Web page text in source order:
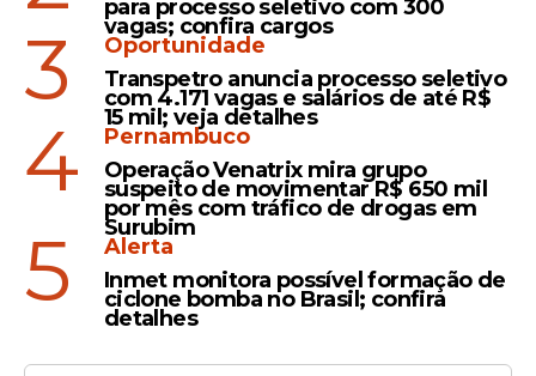
Operação
Neymar passa por cirurgia
no joelho e inicia
recuperação mirando a
Copa do Mundo
Copa
Neymar garante Seleção
Brasileira hexa em 2026 e
pede ajuda a treinador:
para processo seletivo com 300
vagas; confira cargos
3
Oportunidade
Transpetro anuncia processo seletivo
com 4.171 vagas e salários de até R$
15 mil; veja detalhes
4
Pernambuco
Operação Venatrix mira grupo
suspeito de movimentar R$ 650 mil
por mês com tráfico de drogas em
Surubim
5
Alerta
Inmet monitora possível formação de
ciclone bomba no Brasil; confira
detalhes